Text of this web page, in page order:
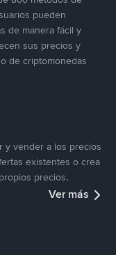
pueden
de manera fácil y
sus precios y
de criptomonedas
y vender a los precios
existentes o crea
precios.
Ver más